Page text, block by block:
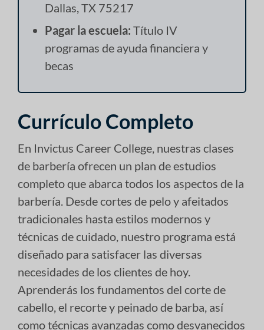
Dallas, TX 75217
Pagar la escuela: Título IV
programas de ayuda financiera y
becas
Currículo Completo
En Invictus Career College, nuestras clases
de barbería ofrecen un plan de estudios
completo que abarca todos los aspectos de la
barbería. Desde cortes de pelo y afeitados
tradicionales hasta estilos modernos y
técnicas de cuidado, nuestro programa está
diseñado para satisfacer las diversas
necesidades de los clientes de hoy.
Aprenderás los fundamentos del corte de
cabello, el recorte y peinado de barba, así
como técnicas avanzadas como desvanecidos